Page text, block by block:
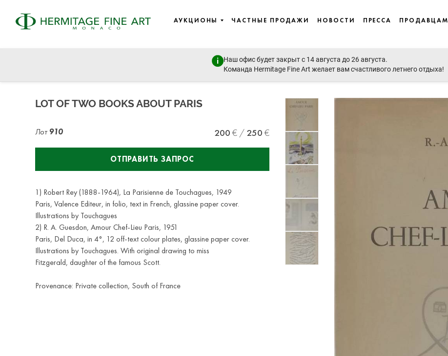
АУКЦИОНЫ ЧАСТНЫЕ ПРОДАЖИ НОВОСТИ ПРЕССА ПРОДАВЦАМ
Наш офис будет закрыт с 14 августа до 26 августа.
Команда Hermitage Fine Art желает вам счастливого летнего отдыха!
LOT OF TWO BOOKS ABOUT PARIS
Лот 910 200 250
ОТПРАВИТЬ ЗАПРОС
1) Robert Rey (1888-1964), La Parisienne de Touchagues, 1949
Paris, Valence Editeur, in folio, text in French, glassine paper cover.
Illustrations by Touchagues
2) R. A. Guesdon, Amour Chef-Lieu Paris, 1951
Paris, Del Duca, in 4°, 12 off-text colour plates, glassine paper cover.
Illustrations by Touchagues. With original drawing to miss
Fitzgerald, daughter of the famous Scott.
Provenance: Private collection, South of France